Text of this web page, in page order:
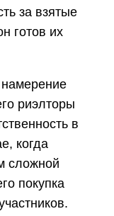
за взятые
готов их
намерение
риэлторы
в
когда
сложной
покупка